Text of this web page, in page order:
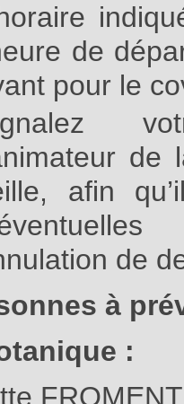
de
pour le
afin
de
à
: